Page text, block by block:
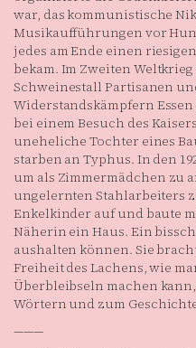
war, das kommunistische
Musikaufführungen vor
jedes am Ende einen
bekam. Im Zweiten
Schweinestall Partisanen
Widerstandskämpfern
bei einem Besuch des
uneheliche Tochter eines
starben an Typhus. In den
um als Zimmermädchen zu
ungelernten Stahlarbeiters
Enkelkinder auf und baute
Näherin ein Haus. Ein
aushalten können. Sie
Freiheit des Lachens, wie
Überbleibseln machen
Wörtern und zum
———